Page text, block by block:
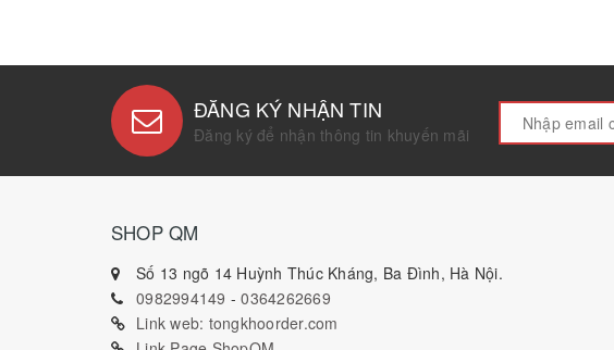
ĐĂNG KÝ NHẬN TIN
Đăng ký để nhận thông tin khuyến mãi
SHOP QM
Số 13 ngõ 14 Huỳnh Thúc Kháng, Ba Đình, Hà Nội.
0982994149 -0364262669
Link web: tongkhoorder.com